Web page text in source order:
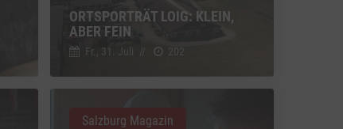
ORTSPORTRÄT LOIG: KLEIN,
ABER FEIN
Fr., 31. Juli // 202
Salzburg Magazin
Switch zum Einwilligen bzw. Ablehnen der Kategorie Sonstige Inhalte
Switch zum Einwilligen bzw. Ablehnen des Dienstes YouTube